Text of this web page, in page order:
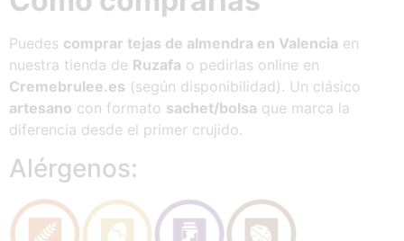
Puedes comprar tejas de almendra en Valencia en
nuestra tienda de Ruzafa o pedirlas online en
Cremebrulee.es (según disponibilidad). Un clásico
artesano con formato sachet/bolsa que marca la
diferencia desde el primer crujido.
Alérgenos: